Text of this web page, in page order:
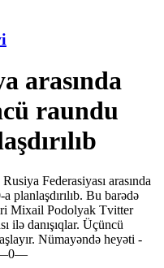
arasında
raundu
Federasiyası arasında
planlaşdırılıb. Bu barədə
Mixail Podolyak Tvitter
ilə danışıqlar. Üçüncü
Nümayəndə heyəti -